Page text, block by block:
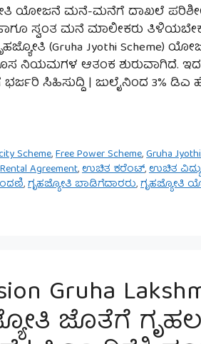
ಯೋಜನೆ ಮನೆ-ಮನೆಗೆ ದಾಖಲೆ
ಸ್ವಂತ ಮನೆ ಮಾಲೀಕರು
(Gruha Jyothi
ನಿಯಮಗಳ ಆತಂಕ ಶುರುವಾಗಿದೆ.
ಭರ್ಜರಿ ಸಿಹಿಸುದ್ದಿ | ಜುಲೈನಿಂದ 3% ಡಿಎ
Scheme,Free Power Scheme,Gruha Jyothi
Rental Agreement,ಉಚಿತ ಕರೆಂಟ್,ಉಚಿತ
,ಗೃಹಜ್ಯೋತಿ ಬಾಡಿಗೆದಾರರು,ಗೃಹಜ್ಯೋತಿ
Gruha
ಜೊತೆಗೆ